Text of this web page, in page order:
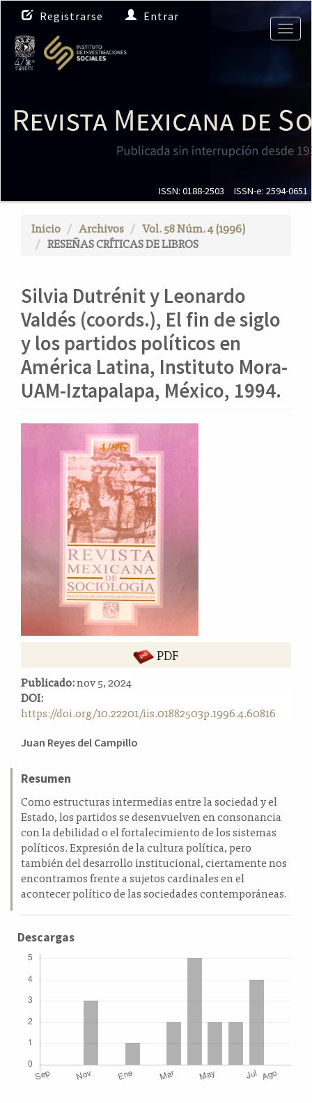
N
a
v
e
g
i
ó
n
c
C
o
n
t
e
n
i
o
B
a
t
e
r
l
Registrarse Entrar
ISSN: 0188-2503 ISSN-e: 2594-0651
Inicio Archivos
Vol. 58 Núm. 4 (1996)
RESEÑAS CRÍTICAS DE LIBROS
Silvia Dutrénit y Leonardo
Valdés (coords.), El fin de siglo
y los partidos políticos en
América Latina, Instituto Mora-
UAM-Iztapalapa, México, 1994.
lateral
artículo
PDF
Publicado:nov 5, 2024
DOI:
https://doi.org/10.22201/iis.01882503p.1996.4.60816
Contenido
del
artículo
Juan Reyes del Campillo
Resumen
Como estructuras intermedias entre la sociedad y el
Estado, los partidos se desenvuelven en consonancia
con la debilidad o el fortalecimiento de los sistemas
políticos. Expresión de la cultura política, pero
también del desarrollo institucional, ciertamente nos
encontramos frente a sujetos cardinales en el
acontecer político de las sociedades contemporáneas.
Descargas